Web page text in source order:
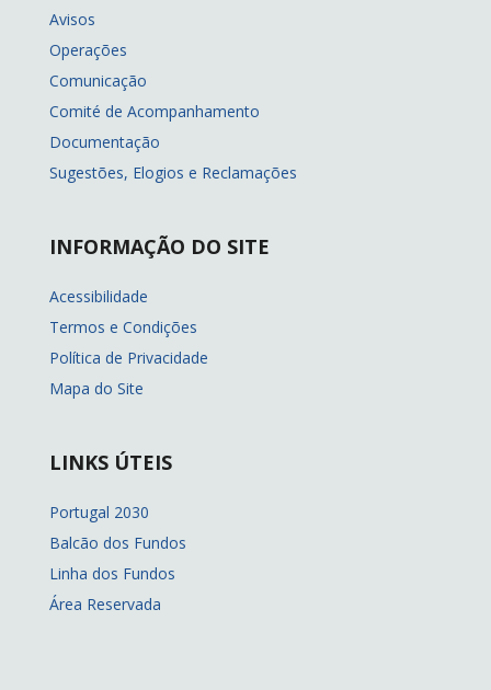
Avisos
Operações
Comunicação
Comité de Acompanhamento
Documentação
Sugestões, Elogios e Reclamações
INFORMAÇÃO DO SITE
Acessibilidade
Termos e Condições
Política de Privacidade
Mapa do Site
LINKS ÚTEIS
Portugal 2030
Balcão dos Fundos
Linha dos Fundos
Área Reservada